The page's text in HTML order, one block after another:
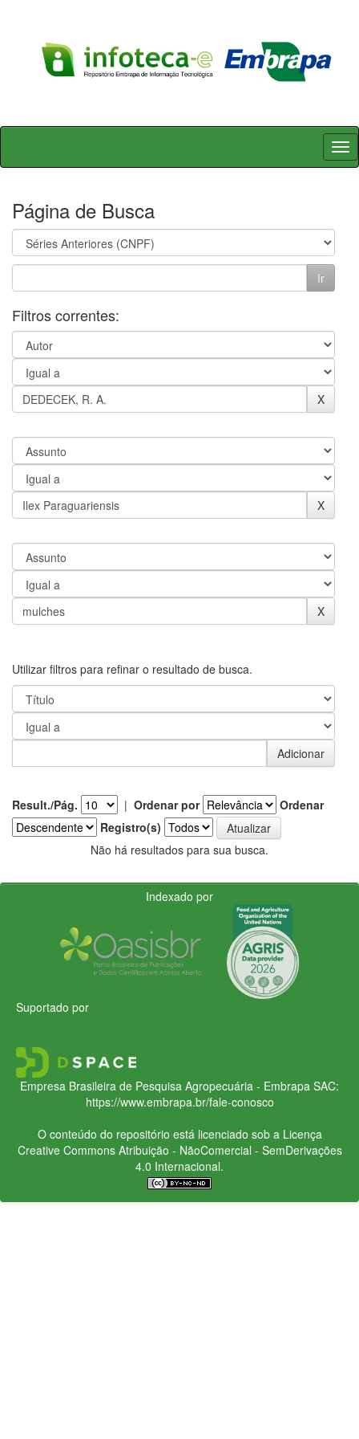
Skip
Página de Busca
Filtros correntes:
Utilizar filtros para refinar o resultado de busca.
Result./Pág. | Ordenar por
Ordenar
Registro(s)
Não há resultados para sua busca.
Indexado por
Suportado por
Empresa Brasileira de Pesquisa Agropecuária - Embrapa SAC:
https://www.embrapa.br/fale-conosco
O conteúdo do repositório está licenciado sob a Licença
Creative CommonsAtribuição - NãoComercial - SemDerivações
4.0 Internacional.